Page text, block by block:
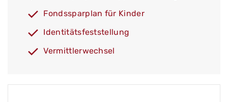
Fondssparplan für Kinder
Identitätsfeststellung
Vermittlerwechsel